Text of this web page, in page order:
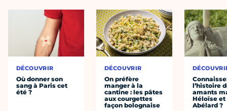
DÉCOUVRIR
Où donner son
sang à Paris cet
été ?
DÉCOUVRIR
On préfère
manger à la
cantine : les pâtes
aux courgettes
façon bolognaise
l’histoire
amants
Héloïse et
Abélard ?